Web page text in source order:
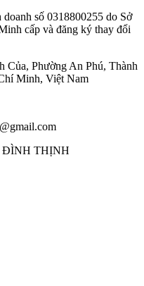
số 0318800255 do Sở
cấp và đăng ký thay đổi
Phường An Phú, Thành
Minh, Việt Nam
ĐÌNH THỊNH